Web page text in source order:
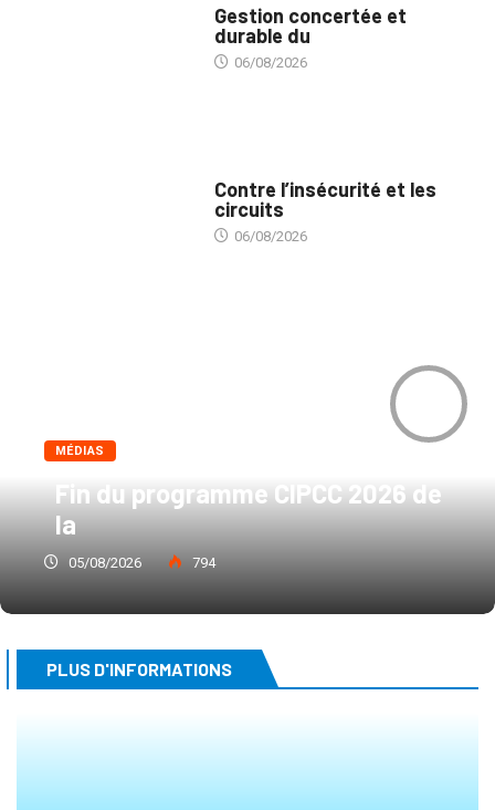
Gestion concertée et
durable du
06/08/2026
Contre l’insécurité et les
circuits
06/08/2026
MÉDIAS
Fin du programme CIPCC 2026 de
la
05/08/2026 794
PLUS D'INFORMATIONS